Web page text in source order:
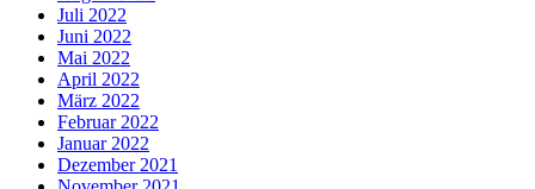
Juli 2022
Juni 2022
Mai 2022
April 2022
März 2022
Februar 2022
Januar 2022
Dezember 2021